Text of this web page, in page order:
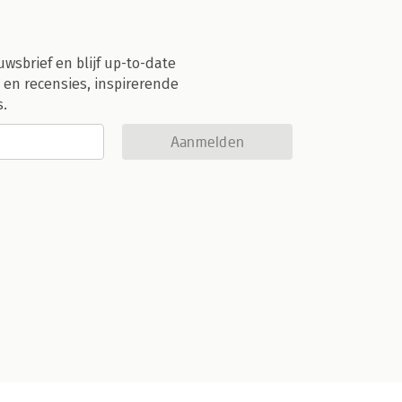
en blijf up-to-date
recensies, inspirerende
Aanmelden